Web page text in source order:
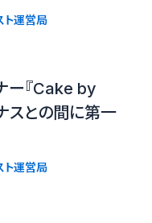
ト運営局
ー『Cake by
スとの間に第一
ト運営局